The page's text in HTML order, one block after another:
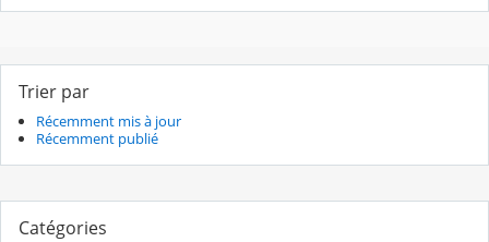
Trier par
Récemment mis à jour
Récemment publié
Catégories